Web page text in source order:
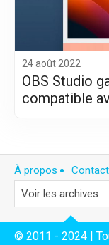
24 août 2022
OBS Studio
compatible
À propos Contact
© 2011 - 2024 |